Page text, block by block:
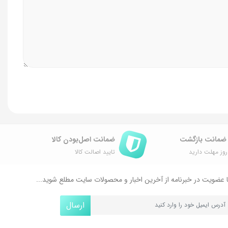
مهلت دارید
ضمانت اصل‌بودن کالا
تایید اصالت کالا
عضویت در خبرنامه از آخرین اخبار و محصولات سایت مطلع شوید...
ارسال